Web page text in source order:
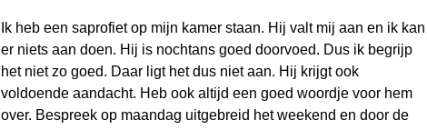
Ik heb een saprofiet op mijn kamer staan. Hij valt mij aan en ik kan
er niets aan doen. Hij is nochtans goed doorvoed. Dus ik begrijp
het niet zo goed. Daar ligt het dus niet aan. Hij krijgt ook
voldoende aandacht. Heb ook altijd een goed woordje voor hem
over. Bespreek op maandag uitgebreid het weekend en door de